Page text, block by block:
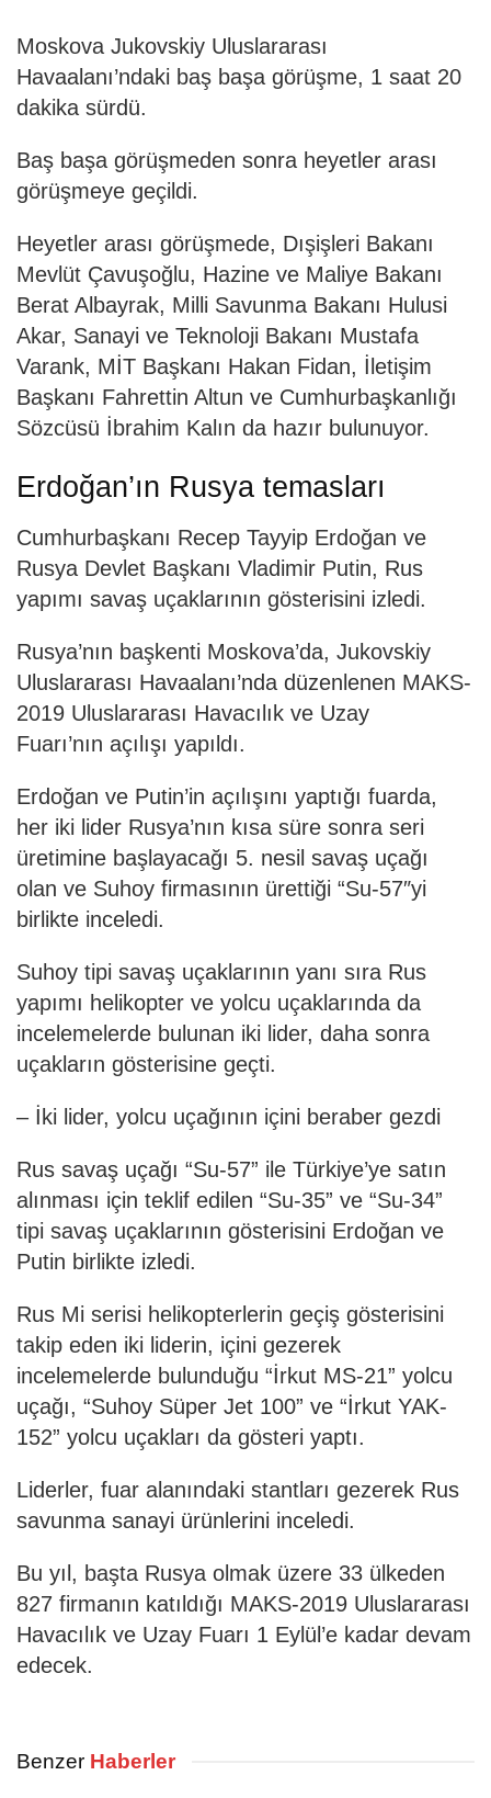
Moskova Jukovskiy Uluslararası
Havaalanı’ndaki baş başa görüşme, 1 saat 20
dakika sürdü.
Baş başa görüşmeden sonra heyetler arası
görüşmeye geçildi.
Heyetler arası görüşmede, Dışişleri Bakanı
Mevlüt Çavuşoğlu, Hazine ve Maliye Bakanı
Berat Albayrak, Milli Savunma Bakanı Hulusi
Akar, Sanayi ve Teknoloji Bakanı Mustafa
Varank, MİT Başkanı Hakan Fidan, İletişim
Başkanı Fahrettin Altun ve Cumhurbaşkanlığı
Sözcüsü İbrahim Kalın da hazır bulunuyor.
Erdoğan’ın Rusya temasları
Cumhurbaşkanı Recep Tayyip Erdoğan ve
Rusya Devlet Başkanı Vladimir Putin, Rus
yapımı savaş uçaklarının gösterisini izledi.
Rusya’nın başkenti Moskova’da, Jukovskiy
Uluslararası Havaalanı’nda düzenlenen MAKS-
2019 Uluslararası Havacılık ve Uzay
Fuarı’nın açılışı yapıldı.
Erdoğan ve Putin’in açılışını yaptığı fuarda,
her iki lider Rusya’nın kısa süre sonra seri
üretimine başlayacağı 5. nesil savaş uçağı
olan ve Suhoy firmasının ürettiği “Su-57″yi
birlikte inceledi.
Suhoy tipi savaş uçaklarının yanı sıra Rus
yapımı helikopter ve yolcu uçaklarında da
incelemelerde bulunan iki lider, daha sonra
uçakların gösterisine geçti.
– İki lider, yolcu uçağının içini beraber gezdi
Rus savaş uçağı “Su-57” ile Türkiye’ye satın
alınması için teklif edilen “Su-35” ve “Su-34”
tipi savaş uçaklarının gösterisini Erdoğan ve
Putin birlikte izledi.
Rus Mi serisi helikopterlerin geçiş gösterisini
takip eden iki liderin, içini gezerek
incelemelerde bulunduğu “İrkut MS-21” yolcu
uçağı, “Suhoy Süper Jet 100” ve “İrkut YAK-
152” yolcu uçakları da gösteri yaptı.
Liderler, fuar alanındaki stantları gezerek Rus
savunma sanayi ürünlerini inceledi.
Bu yıl, başta Rusya olmak üzere 33 ülkeden
827 firmanın katıldığı MAKS-2019 Uluslararası
Havacılık ve Uzay Fuarı 1 Eylül’e kadar devam
edecek.
Benzer Haberler